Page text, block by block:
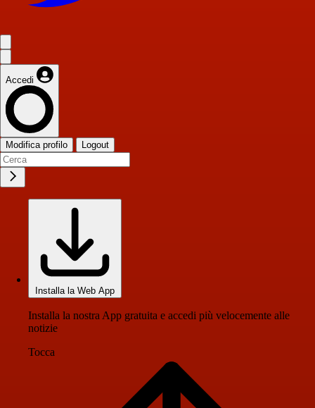
Accedi
Modifica profilo Logout
Installa la Web App
Installa la nostra App gratuita e accedi più velocemente alle
notizie
Tocca